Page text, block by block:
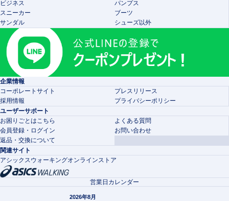
ビジネス
パンプス
スニーカー
ブーツ
サンダル
シューズ以外
企業情報
コーポレートサイト
プレスリリース
採用情報
プライバシーポリシー
ユーザーサポート
お困りごとはこちら
よくある質問
会員登録・ログイン
お問い合わせ
返品・交換について
関連サイト
アシックスウォーキングオンラインストア
営業日カレンダー
2026年8月